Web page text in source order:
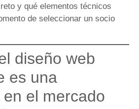
y qué elementos técnicos
de seleccionar un socio
diseño web
es una
el mercado